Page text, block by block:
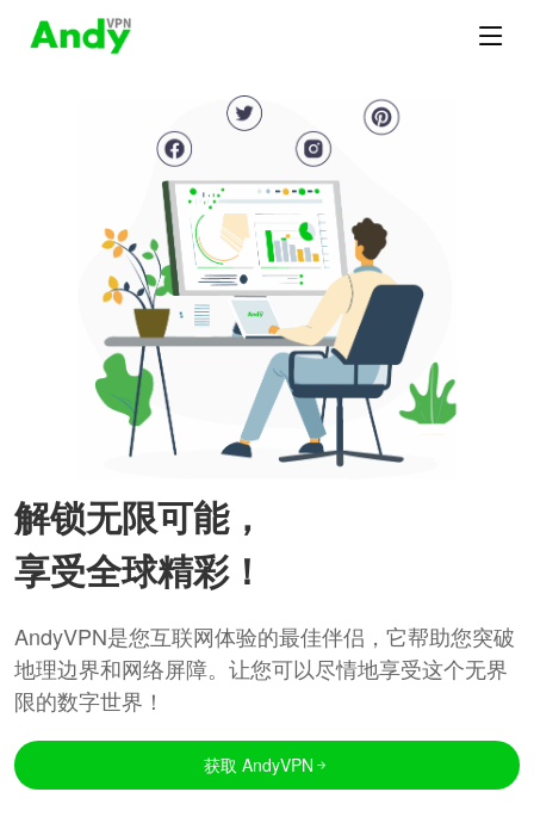
解锁无限可能，
享受全球精彩！
AndyVPN是您互联网体验的最佳伴侣，它帮助您突破
地理边界和网络屏障。让您可以尽情地享受这个无界
限的数字世界！
获取 AndyVPN